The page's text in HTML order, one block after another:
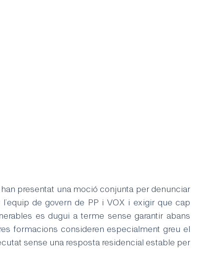
han presentat una moció conjunta per denunciar
de govern de PP i VOX i exigir que cap
es dugui a terme sense garantir abans
formacions consideren especialment greu el
sense una resposta residencial estable per